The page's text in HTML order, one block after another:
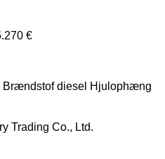
€
Brændstof diesel Hjulophæng
Trading Co., Ltd.